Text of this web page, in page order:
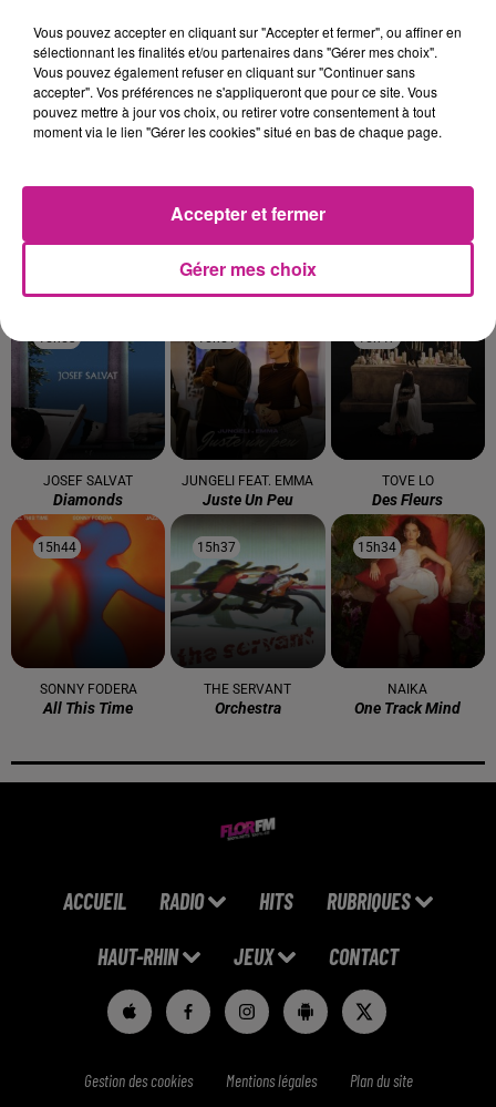
TITRES DIFFUSÉS
16h04
16h04
Wrecking Ball
16h00
16h00
OFENBACH
Four To The Floor
15h57
15h57
Frerot
15h53
15h53
JOSEF SALVAT
Diamonds
15h51
15h51
JUNGELI FEAT. EMMA
Juste Un Peu
15h47
15h47
TOVE LO
Des Fleurs
15h44
15h44
SONNY FODERA
All This Time
15h37
15h37
THE SERVANT
Orchestra
15h34
15h34
NAIKA
One Track Mind
ACCUEIL RADIO HITS RUBRIQUES
HAUT-RHIN JEUX CONTACT
Gestion des cookies Mentions légales Plan du site
Vous pouvez accepter en cliquant sur "Accepter et fermer", ou affiner en
sélectionnant les finalités et/ou partenaires dans "Gérer mes choix".
Vous pouvez également refuser en cliquant sur "Continuer sans
accepter". Vos préférences ne s'appliqueront que pour ce site. Vous
pouvez mettre à jour vos choix, ou retirer votre consentement à tout
moment via le lien "Gérer les cookies" situé en bas de chaque page.
Gérer mes choix
Accepter et fermer